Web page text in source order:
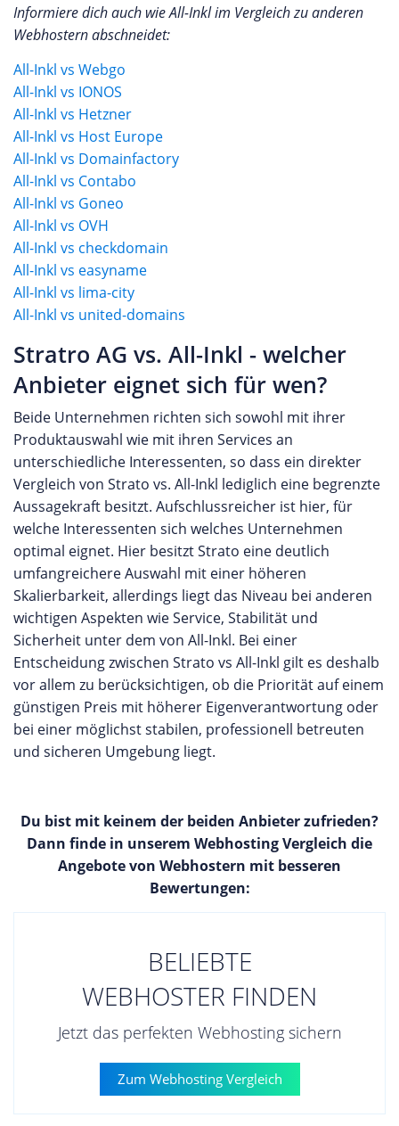
Informiere dich auch wie All-Inkl im Vergleich zu anderen
Webhostern abschneidet:
All-Inkl vs Webgo
All-Inkl vs IONOS
All-Inkl vs Hetzner
All-Inkl vs Host Europe
All-Inkl vs Domainfactory
All-Inkl vs Contabo
All-Inkl vs Goneo
All-Inkl vs OVH
All-Inkl vs checkdomain
All-Inkl vs easyname
All-Inkl vs lima-city
All-Inkl vs united-domains
Stratro AG vs. All-Inkl - welcher
Anbieter eignet sich für wen?
Beide Unternehmen richten sich sowohl mit ihrer
Produktauswahl wie mit ihren Services an
unterschiedliche Interessenten, so dass ein direkter
Vergleich von Strato vs. All-Inkl lediglich eine begrenzte
Aussagekraft besitzt. Aufschlussreicher ist hier, für
welche Interessenten sich welches Unternehmen
optimal eignet. Hier besitzt Strato eine deutlich
umfangreichere Auswahl mit einer höheren
Skalierbarkeit, allerdings liegt das Niveau bei anderen
wichtigen Aspekten wie Service, Stabilität und
Sicherheit unter dem von All-Inkl. Bei einer
Entscheidung zwischen Strato vs All-Inkl gilt es deshalb
vor allem zu berücksichtigen, ob die Priorität auf einem
günstigen Preis mit höherer Eigenverantwortung oder
bei einer möglichst stabilen, professionell betreuten
und sicheren Umgebung liegt.
Du bist mit keinem der beiden Anbieter zufrieden?
Dann finde in unserem Webhosting Vergleich die
Angebote von Webhostern mit besseren
Bewertungen:
BELIEBTE
WEBHOSTER FINDEN
Jetzt das perfekten Webhosting sichern
Zum Webhosting Vergleich